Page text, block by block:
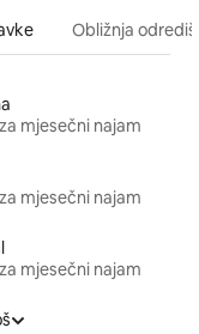
Obližnja
mjesečni najam
mjesečni najam
mjesečni najam